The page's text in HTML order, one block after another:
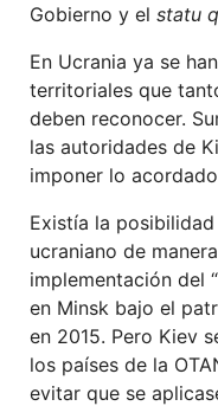
Gobierno y el statu
En Ucrania ya se
territoriales que
deben reconocer.
las autoridades de
imponer lo
Existía la
ucraniano de
implementación del
en Minsk bajo el
en 2015. Pero Kiev
los países de la
evitar que se